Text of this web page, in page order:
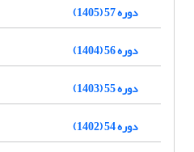
دوره 57 (1405)
دوره 56 (1404)
دوره 55 (1403)
دوره 54 (1402)